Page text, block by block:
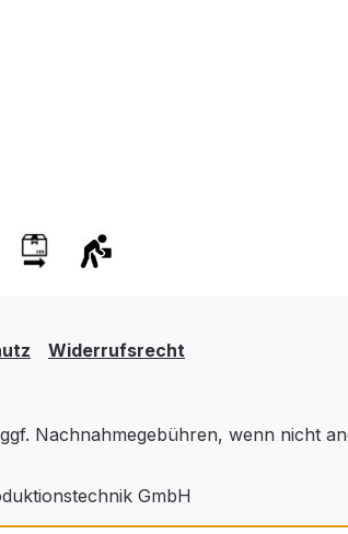
Widerrufsrecht
Nachnahmegebühren, wenn nicht
GmbH